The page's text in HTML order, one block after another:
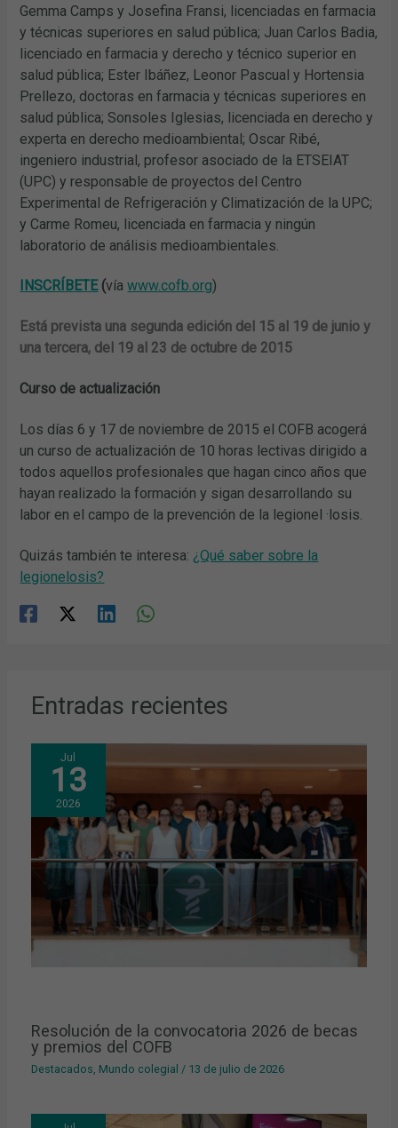
Gemma Camps y Josefina Fransi, licenciadas en farmacia
y técnicas superiores en salud pública; Juan Carlos Badia,
licenciado en farmacia y derecho y técnico superior en
salud pública; Ester Ibáñez, Leonor Pascual y Hortensia
Prellezo, doctoras en farmacia y técnicas superiores en
salud pública; Sonsoles Iglesias, licenciada en derecho y
experta en derecho medioambiental; Oscar Ribé,
ingeniero industrial, profesor asociado de la ETSEIAT
(UPC) y responsable de proyectos del Centro
Experimental de Refrigeración y Climatización de la UPC;
y Carme Romeu, licenciada en farmacia y ningún
laboratorio de análisis medioambientales.
INSCRÍBETE(víawww.cofb.org)
Está prevista una segunda edición del 15 al 19 de junio y
una tercera, del 19 al 23 de octubre de 2015
Curso de actualización
Los días 6 y 17 de noviembre de 2015 el COFB acogerá
un curso de actualización de 10 horas lectivas dirigido a
todos aquellos profesionales que hagan cinco años que
hayan realizado la formación y sigan desarrollando su
labor en el campo de la prevención de la legionel ·losis.
Quizás también te interesa:¿Qué saber sobre la
legionelosis?
Entradas recientes
Jul
13
2026
Resolución de la convocatoria 2026 de becas
y premios del COFB
Destacados, Mundo colegial / 13 de julio de 2026